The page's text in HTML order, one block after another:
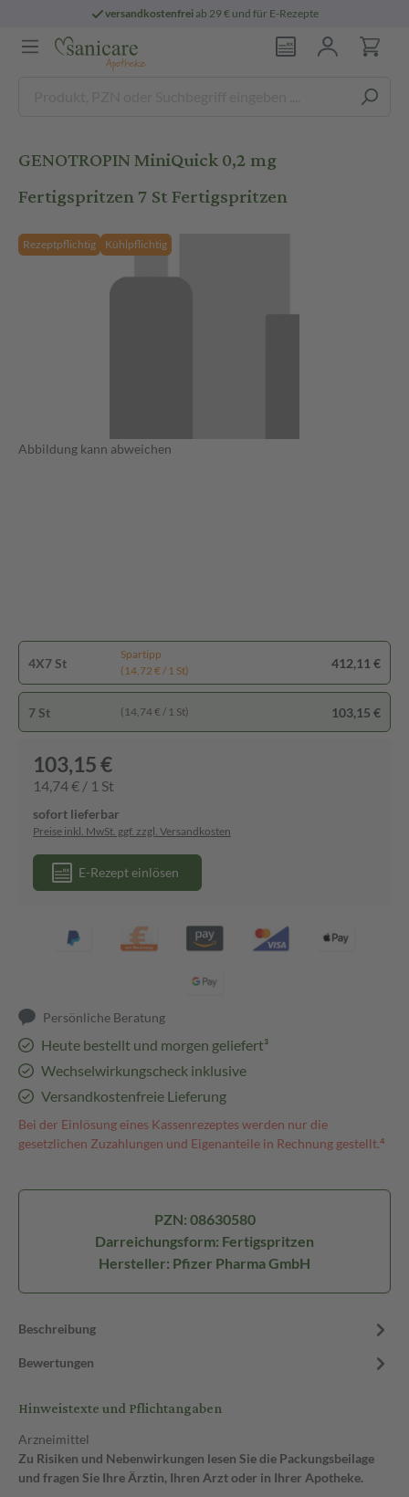
versandkostenfreiab 29 € und für E-Rezepte
GENOTROPIN MiniQuick 0,2 mg
Fertigspritzen 7 St Fertigspritzen
Rezeptpflichtig Kühlpflichtig
Abbildung kann abweichen
4X7 St
Spartipp
(14,72 € / 1 St)
412,11 €
7 St (14,74 € / 1 St) 103,15 €
103,15 €
14,74 € / 1 St
sofort lieferbar
Preise inkl. MwSt. ggf. zzgl. Versandkosten
E-Rezept einlösen
Persönliche Beratung
Heute bestellt und morgen geliefert³
Wechselwirkungscheck inklusive
Versandkostenfreie Lieferung
Bei der Einlösung eines Kassenrezeptes werden nur die
gesetzlichen Zuzahlungen und Eigenanteile in Rechnung gestellt.⁴
PZN: 08630580
Darreichungsform: Fertigspritzen
Hersteller: Pfizer Pharma GmbH
Beschreibung
Bewertungen
Hinweistexte und Pflichtangaben
Arzneimittel
Zu Risiken und Nebenwirkungen lesen Sie die Packungsbeilage
und fragen Sie Ihre Ärztin, Ihren Arzt oder in Ihrer Apotheke.